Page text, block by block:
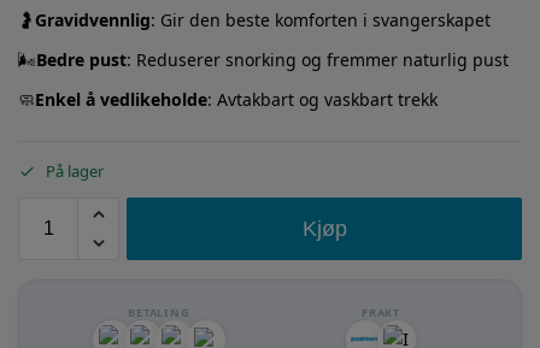
🤰 Gravidvennlig: Gir den beste komforten i svangerskapet
🌬️Bedre pust: Reduserer snorking og fremmer naturlig pust
🧼Enkel å vedlikeholde: Avtakbart og vaskbart trekk
På lager
Kjøp
BETALING FRAKT